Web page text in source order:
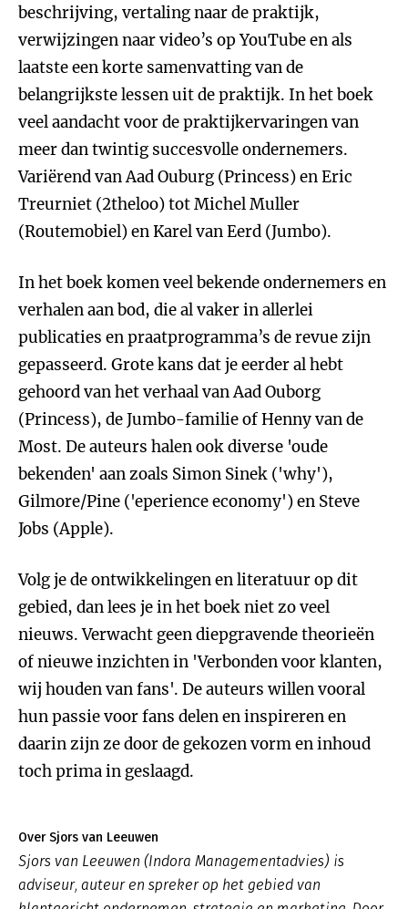
beschrijving, vertaling naar de praktijk,
verwijzingen naar video’s op YouTube en als
laatste een korte samenvatting van de
belangrijkste lessen uit de praktijk. In het boek
veel aandacht voor de praktijkervaringen van
meer dan twintig succesvolle ondernemers.
Variërend van Aad Ouburg (Princess) en Eric
Treurniet (2theloo) tot Michel Muller
(Routemobiel) en Karel van Eerd (Jumbo).
In het boek komen veel bekende ondernemers en
verhalen aan bod, die al vaker in allerlei
publicaties en praatprogramma’s de revue zijn
gepasseerd. Grote kans dat je eerder al hebt
gehoord van het verhaal van Aad Ouborg
(Princess), de Jumbo-familie of Henny van de
Most. De auteurs halen ook diverse 'oude
bekenden' aan zoals Simon Sinek ('why'),
Gilmore/Pine ('eperience economy') en Steve
Jobs (Apple).
Volg je de ontwikkelingen en literatuur op dit
gebied, dan lees je in het boek niet zo veel
nieuws. Verwacht geen diepgravende theorieën
of nieuwe inzichten in 'Verbonden voor klanten,
wij houden van fans'. De auteurs willen vooral
hun passie voor fans delen en inspireren en
daarin zijn ze door de gekozen vorm en inhoud
toch prima in geslaagd.
Over Sjors van Leeuwen
Sjors van Leeuwen (Indora Managementadvies) is
adviseur, auteur en spreker op het gebied van